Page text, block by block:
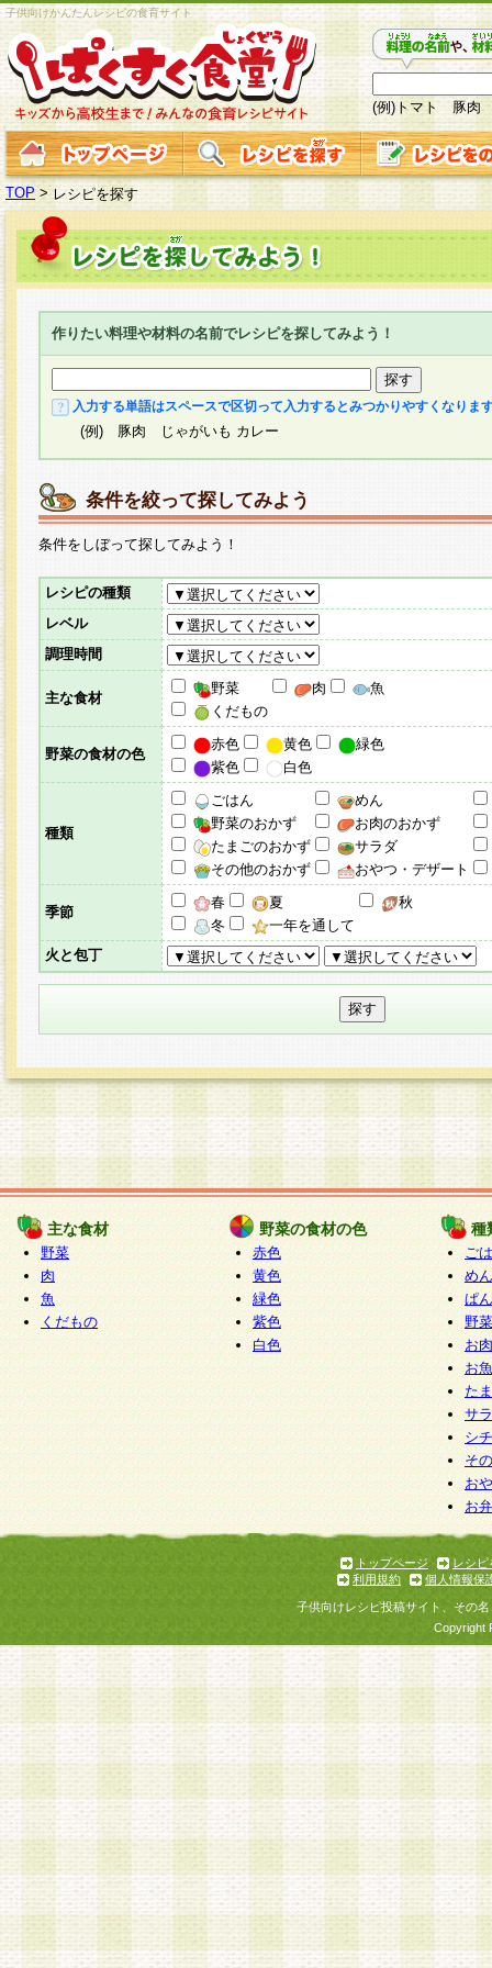
子供向けかんたんレシピの食育サイト
(例)トマト 豚肉
TOP > レシピを探す
作りたい料理や材料の名前でレシピを探してみよう！
入力する単語はスペースで区切って入力するとみつかりやすくなりま
(例) 豚肉 じゃがいも カレー
条件を絞って探してみよう
条件をしぼって探してみよう！
レシピの種類
レベル
調理時間
主な食材
野菜 肉
魚
くだもの
野菜の食材の色
赤色 黄色
緑色
紫色
白色
種類
ごはん
めん
野菜のおかず
お肉のおかず
たまごのおかず
サラダ
その他のおかず
おやつ・デザート
季節
春 夏
秋
冬
一年を通して
火と包丁
主な食材
野菜
肉
魚
くだもの
野菜の食材の色
赤色
黄色
緑色
紫色
白色
種
ご
めん
ぱん
野
お
お
た
サ
シ
そ
お
お
トップページ
レシピ
利用規約
個人情報保
子供向けレシピ投稿サイト、その
Copyright